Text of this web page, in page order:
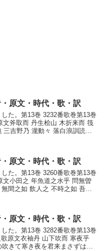
原文・時代・歌・訳
た。第13巻 3232番歌巻第13巻
文斧取而 丹生桧山 木折来而 筏
吉野乃 瀧動々 落白浪訓読斧
原文・時代・歌・訳
た。第13巻 3260番歌巻第13巻
文小田之 年魚道之水乎 問無曽
間之如 飲人之 不時之如 吾妹
原文・時代・歌・訳
た。第13巻 3282番歌巻第13巻
原文衣袖丹 山下吹而 寒夜乎
きて寒き夜を君来まさずはひ